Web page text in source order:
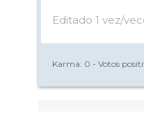
Editado 1 vez/
Karma: 0 - Votos